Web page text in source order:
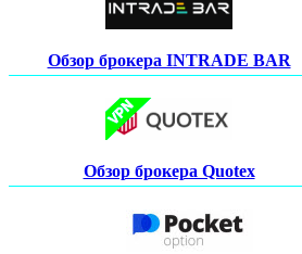
Обзор брокера INTRADE BAR
Обзор брокера Quotex